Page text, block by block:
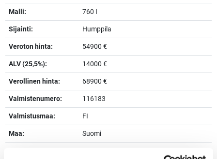
Malli: 760 I
Sijainti: Humppila
Veroton hinta: 54900 €
ALV (25,5%): 14000 €
Verollinen hinta: 68900 €
Valmistenumero: 116183
Valmistusmaa: FI
Maa: Suomi